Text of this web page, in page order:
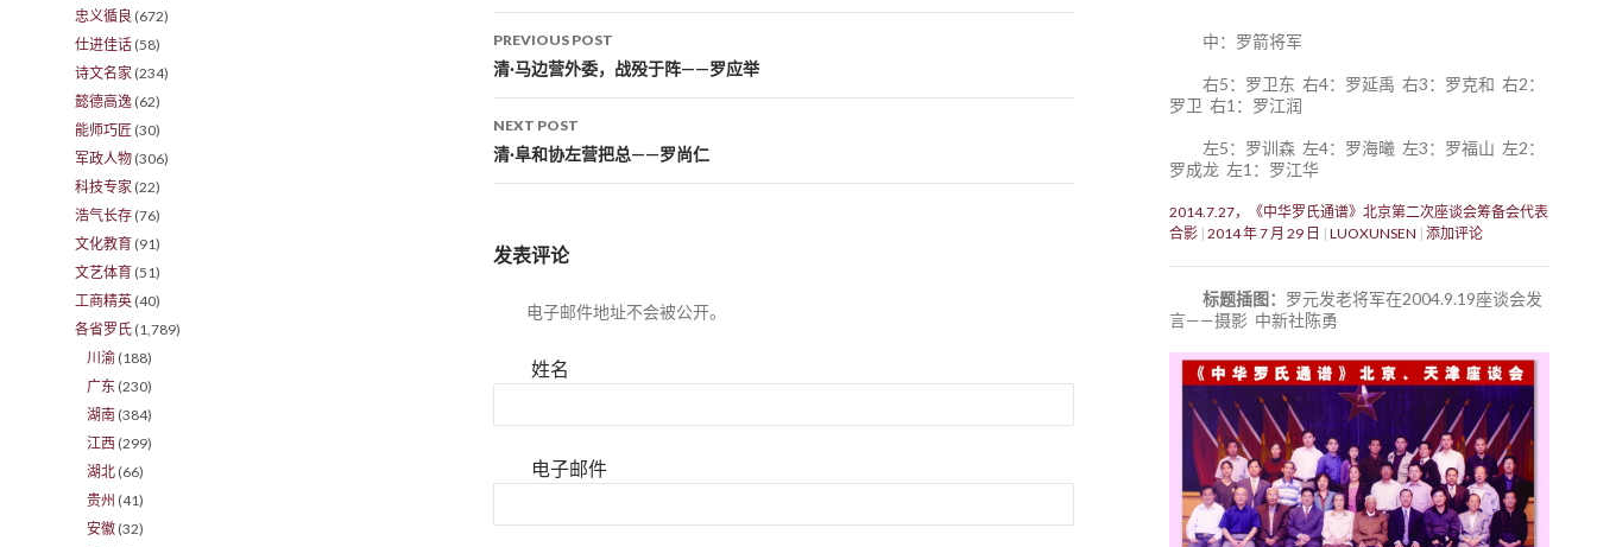
Post navigation
PREVIOUS POST
清·马边营外委，战殁于阵——罗应举
NEXT POST
清·阜和协左营把总——罗尚仁
发表评论
电子邮件地址不会被公开。
姓名
电子邮件
中：罗箭将军
右5：罗卫东 右4：罗延禹 右3：罗克和 右2：
罗卫 右1：罗江润
左5：罗训森 左4：罗海曦 左3：罗福山 左2：
罗成龙 左1：罗江华
2014.7.27，《中华罗氏通谱》北京第二次座谈会筹备会代表
合影 2014 年 7 月 29 日 LUOXUNSEN 添加评论
标题插图： 罗元发老将军在2004.9.19座谈会发
言——摄影 中新社陈勇
忠义循良 (672)
仕进佳话 (58)
诗文名家 (234)
懿德高逸 (62)
能师巧匠 (30)
军政人物 (306)
科技专家 (22)
浩气长存 (76)
文化教育 (91)
文艺体育 (51)
工商精英 (40)
各省罗氏 (1,789)
川渝 (188)
广东 (230)
湖南 (384)
江西 (299)
湖北 (66)
贵州 (41)
安徽 (32)